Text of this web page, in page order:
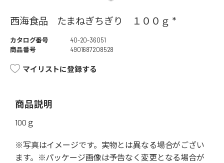
西海食品 たまねぎちぎり １００ｇ *
カタログ番号
40-20-36051
商品番号
4901687208528
マイリストに登録する
商品説明
100ｇ
※写真はイメージです。実物とは異なる場合がござい
ます。※パッケージ画像は予告なく変更となる場合が